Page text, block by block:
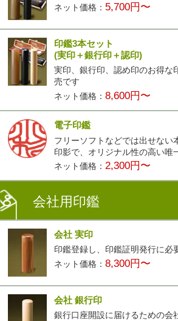
ネット価格： 5,700円〜
印鑑3本セット
(実印＋銀行印＋認印)
実印、銀行印、認め印のお得な
売です
ネット価格：8,600円〜
電子印鑑
フリーソフトなどでは出せない
印影で、オリジナル性の高い唯
ネット価格： 2,300円〜
会社用印鑑
会社 実印
印鑑登録し、印鑑証明発行に必
ネット価格：8,300円〜
会社 銀行印
銀行口座開設に届けるための会